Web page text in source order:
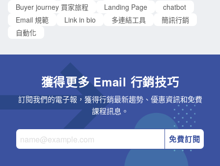
Buyer journey 買家旅程
Landing Page
chatbot
Email 規範
Link in bio 多連結工具
簡訊行銷
自動化
獲得更多 Email 行銷技巧
訂閱我們的電子報，獲得行銷最新趨勢、優惠資訊和免費
課程訊息。
免費訂閱